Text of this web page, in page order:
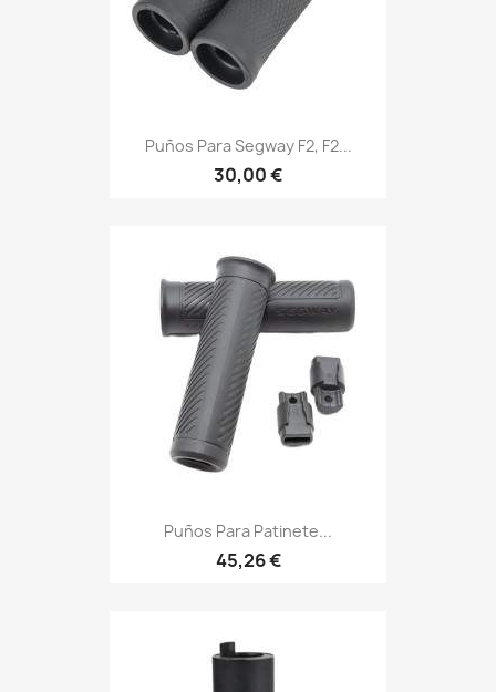
Puños Para Segway F2, F2...
30,00 €
Puños Para Patinete...
45,26 €